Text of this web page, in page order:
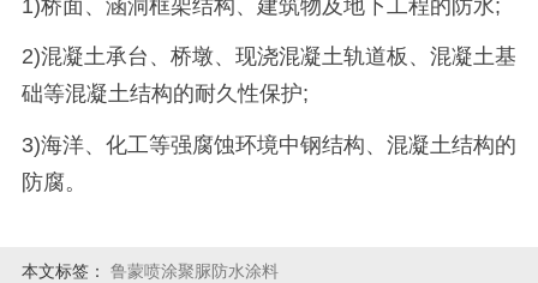
1)桥面、涵洞框架结构、建筑物及地下工程的防水;
2)混凝土承台、桥墩、现浇混凝土轨道板、混凝土基
础等混凝土结构的耐久性保护;
3)海洋、化工等强腐蚀环境中钢结构、混凝土结构的
防腐。
本文标签： 鲁蒙喷涂聚脲防水涂料